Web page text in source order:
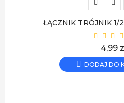
ŁĄCZNIK TRÓJNIK 1/
Cena
4,99
DODAJ DO